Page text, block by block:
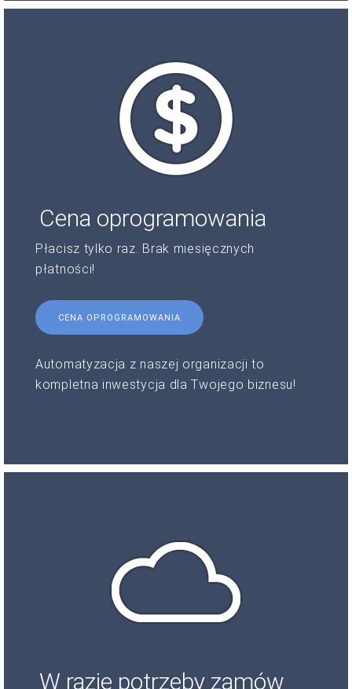
Cena oprogramowania
Płacisz tylko raz. Brak miesięcznych
płatności!
CENA OPROGRAMOWANIA
Automatyzacja z naszej organizacji to
kompletna inwestycja dla Twojego biznesu!
W razie potrzeby zamów